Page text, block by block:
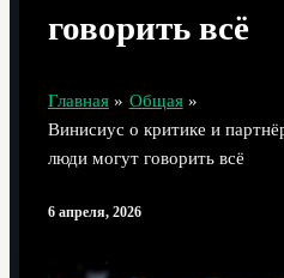
говорить всё
Главная
Общая
Винисиус о критике и
люди могут говорить всё
6 апреля, 2026